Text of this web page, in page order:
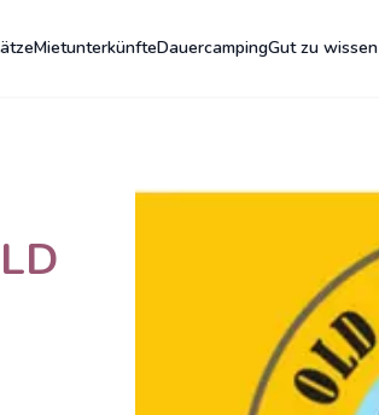
MietunterkünfteDauercampingGut zu wissen